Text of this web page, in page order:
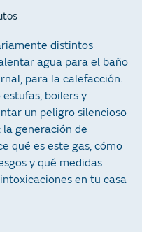
distintos
agua para el baño
para la calefacción.
boilers y
un peligro silencioso
generación de
qué es este gas, cómo
y qué medidas
en tu casa